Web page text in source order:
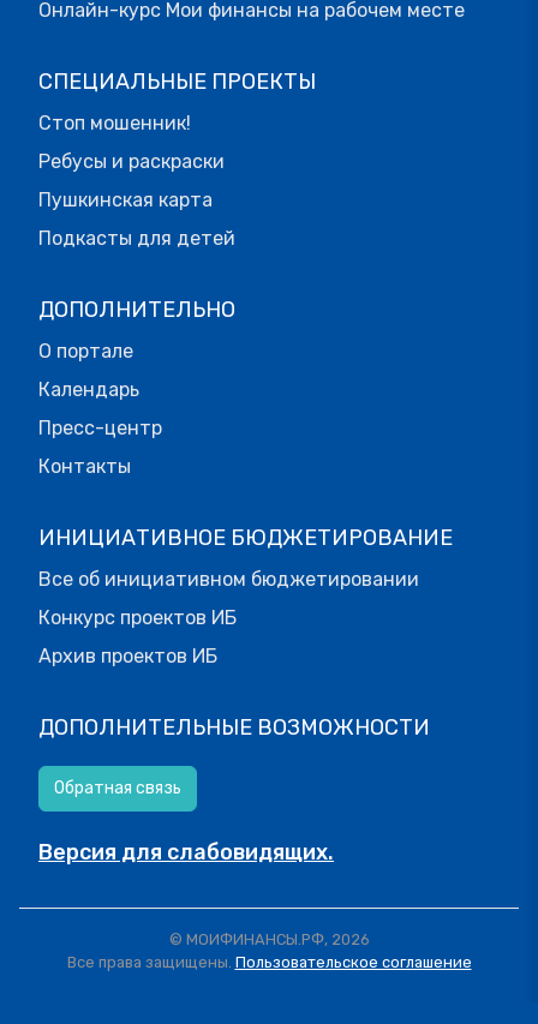
Онлайн-курс Мои финансы на рабочем месте
СПЕЦИАЛЬНЫЕ ПРОЕКТЫ
Стоп мошенник!
Ребусы и раскраски
Пушкинская карта
Подкасты для детей
ДОПОЛНИТЕЛЬНО
О портале
Календарь
Пресс-центр
Контакты
ИНИЦИАТИВНОЕ БЮДЖЕТИРОВАНИЕ
Все об инициативном бюджетировании
Конкурс проектов ИБ
Архив проектов ИБ
ДОПОЛНИТЕЛЬНЫЕ ВОЗМОЖНОСТИ
Обратная связь
Версия для слабовидящих.
© МОИФИНАНСЫ.РФ, 2026
Все права защищены. Пользовательское соглашение